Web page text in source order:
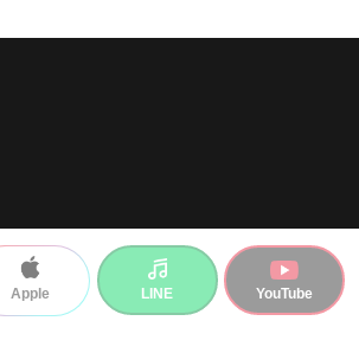
Apple LINE YouTube